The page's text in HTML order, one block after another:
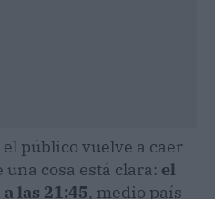
público vuelve a caer
cosa está clara: el
las 21:45, medio país